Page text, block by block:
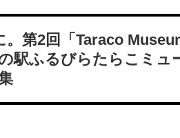
第2回「Taraco
駅ふるびらたらこミュ